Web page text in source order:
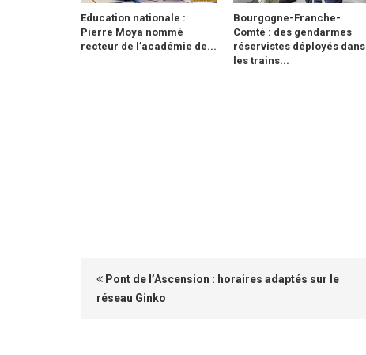
Education nationale :
Pierre Moya nommé
recteur de l’académie de...
Bourgogne-Franche-
Comté : des gendarmes
réservistes déployés dans
les trains...
Pont de l’Ascension : horaires adaptés sur le
réseau Ginko